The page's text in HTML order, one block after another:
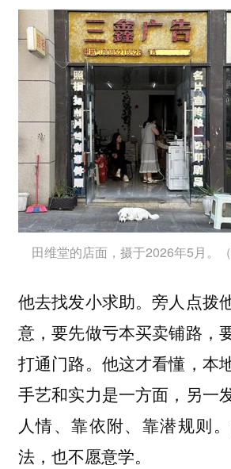
田维堂的店面，摄于2026年5月。
他去找发小求助。旁人点拨
意，要先做亏本买卖铺路，
打通门路。他这才看懂，本
手艺和实力是一方面，另一
人情、靠依附、靠潜规则
法，也不愿意学。